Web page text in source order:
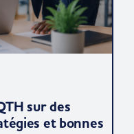
sur des
et bonnes